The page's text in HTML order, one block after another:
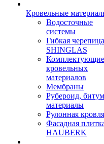
Кровельные
Водосточные
системы
Гибкая черепица
SHINGLAS
кровельных
материалов
Мембраны
Рубероид,
материалы
Рулонная кровля
Фасадная
HAUBERK